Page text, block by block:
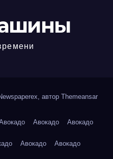
автор Themeansar
Авокадо Авокадо
Авокадо Авокадо